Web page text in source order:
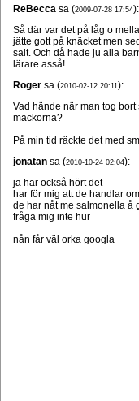
ReBecca sa (2009-07-28 17:54):
Så där var det på låg o
jätte gott på knäcket men
salt. Och då hade ju alla
lärare asså!
Roger sa (2010-02-12 20:11):
Vad hände när man tog
mackorna?
På min tid räckte det med
jonatan sa (2010-10-24 02:04):
ja har också hört det
har för mig att de handlar
de har nåt me salmonella å
fråga mig inte hur
nån får väl orka googla